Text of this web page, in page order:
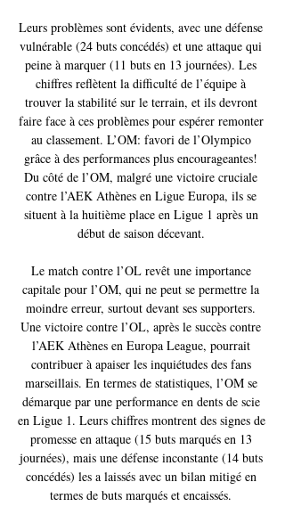
Leurs problèmes sont évidents, avec une défense
vulnérable (24 buts concédés) et une attaque qui
peine à marquer (11 buts en 13 journées). Les
chiffres reflètent la difficulté de l’équipe à
trouver la stabilité sur le terrain, et ils devront
faire face à ces problèmes pour espérer remonter
au classement. L’OM: favori de l’Olympico
grâce à des performances plus encourageantes!
Du côté de l’OM, malgré une victoire cruciale
contre l’AEK Athènes en Ligue Europa, ils se
situent à la huitième place en Ligue 1 après un
début de saison décevant.
Le match contre l’OL revêt une importance
capitale pour l’OM, qui ne peut se permettre la
moindre erreur, surtout devant ses supporters.
Une victoire contre l’OL, après le succès contre
l’AEK Athènes en Europa League, pourrait
contribuer à apaiser les inquiétudes des fans
marseillais. En termes de statistiques, l’OM se
démarque par une performance en dents de scie
en Ligue 1. Leurs chiffres montrent des signes de
promesse en attaque (15 buts marqués en 13
journées), mais une défense inconstante (14 buts
concédés) les a laissés avec un bilan mitigé en
termes de buts marqués et encaissés.